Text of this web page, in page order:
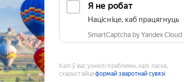
Я не робат
Націсніце, каб працягнуць
SmartCaptcha by Yandex Cloud
Калі ў вас узніклі праблемы, калі ласка,
скарыстайцеформай зваротнай сувязі